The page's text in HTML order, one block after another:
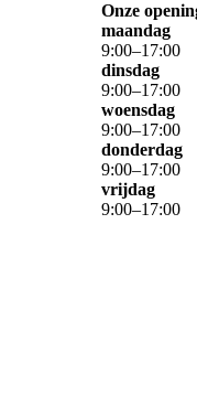
Onze
maandag
9:00–17:00
dinsdag
9:00–17:00
woensdag
9:00–17:00
donderdag
9:00–17:00
vrijdag
9:00–17:00